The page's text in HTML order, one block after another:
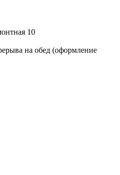
10
на обед (оформление